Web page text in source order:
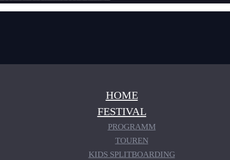
HOME
FESTIVAL
PROGRAMM
TOUREN
KIDS SPLITBOARDING